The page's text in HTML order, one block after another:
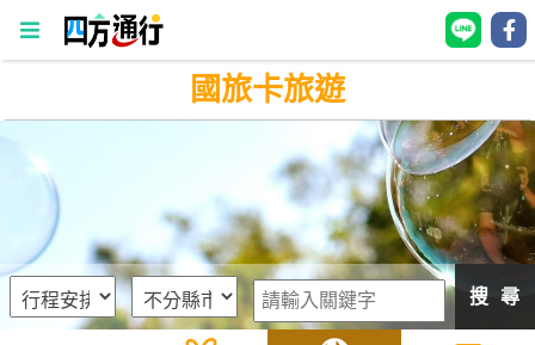
四
通
房
國旅卡旅遊
搜 尋